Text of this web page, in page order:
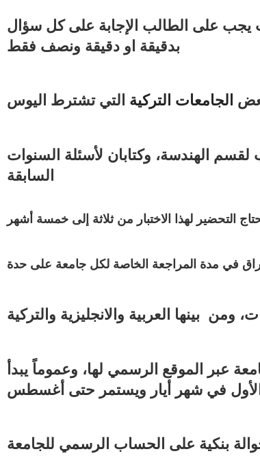
يجب على الطالب الإجابة على كل سؤال
بدقيقة او دقيقة ونصف فقط
الجامعات التركية
الهندسة، وكتابان لأسئلة السنوات
السابقة
عبر الموقع الرسمي لها، وعموماً يبدأ